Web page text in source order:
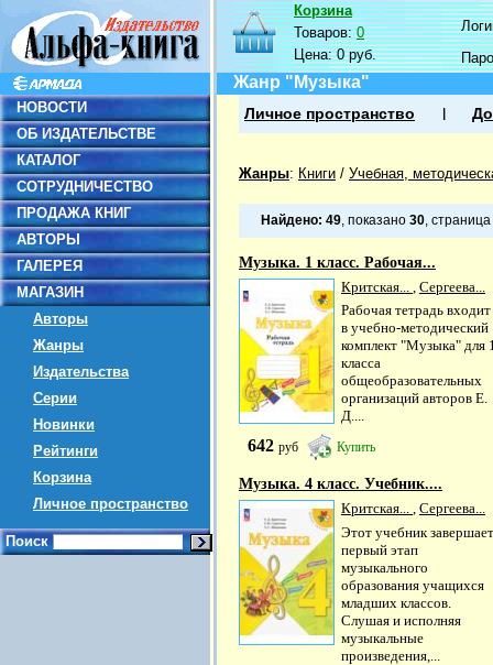
НОВОСТИ
ОБ ИЗДАТЕЛЬСТВЕ
КАТАЛОГ
СОТРУДНИЧЕСТВО
ПРОДАЖА КНИГ
АВТОРЫ
ГАЛЕРЕЯ
МАГАЗИН
Авторы
Жанры
Издательства
Серии
Новинки
Рейтинги
Корзина
Личное пространство
Поиск
Корзина
Товаров:0
Цена:0 руб.
Жанр "Музыка"
Личное пространство
Жанры: Книги / Учебная,
Найдено: 49, показано 30, страница
Музыка. 1 класс. Рабочая...
Критская... , Сергеева...
Рабочая тетрадь входит
в учебно-методический
комплект "Музыка" для
класса
общеобразовательных
организаций авторов Е.
Д....
642 руб Купить
Музыка. 4 класс. Учебник....
Критская... , Сергеева...
Этот учебник завершает
первый этап
музыкального
образования учащихся
младших классов.
Слушая и исполняя
музыкальные
произведения,...